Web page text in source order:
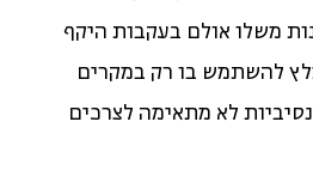
משלו אולם בעקבות היקף
להשתמש בו רק במקרים
לא מתאימה לצרכים